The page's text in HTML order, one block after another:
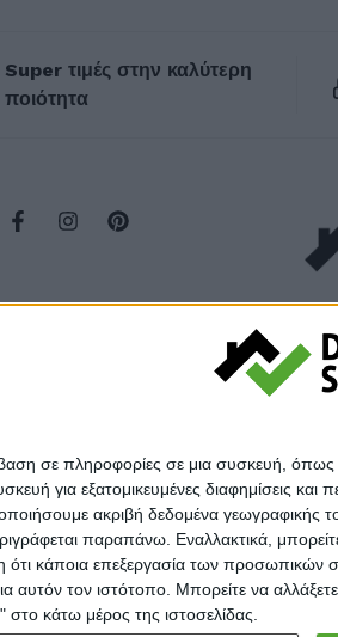
σε πληροφορίες σε μια συσκευή,
για εξατομικευμένες διαφημίσεις και
ακριβή δεδομένα
παραπάνω. Εναλλακτικά,
κάποια επεξεργασία των προσωπικών
αυτόν τον ιστότοπο. Μπορείτε να
κάτω μέρος της ιστοσελίδας.
Super τιμές στην καλύτερη
ποιότητα